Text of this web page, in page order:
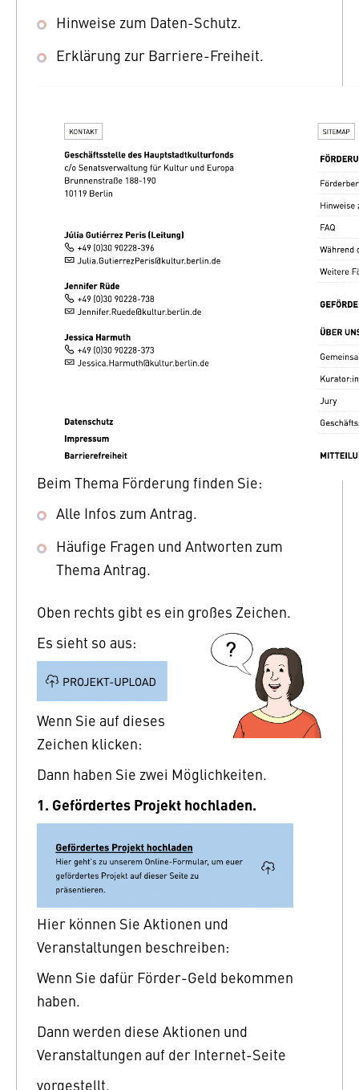
Hinweise zum Daten-Schutz.
Erklärung zur Barriere-Freiheit.
Beim Thema Förderung finden Sie:
Alle Infos zum Antrag.
Häufige Fragen und Antworten zum
Thema Antrag.
Oben rechts gibt es ein großes Zeichen.
Es sieht so aus:
Wenn Sie auf dieses
Zeichen klicken:
Dann haben Sie zwei Möglichkeiten.
1. Gefördertes Projekt hochladen.
Hier können Sie Aktionen und
Veranstaltungen beschreiben:
Wenn Sie dafür Förder-Geld bekommen
haben.
Dann werden diese Aktionen und
Veranstaltungen auf der Internet-Seite
vorgestellt.